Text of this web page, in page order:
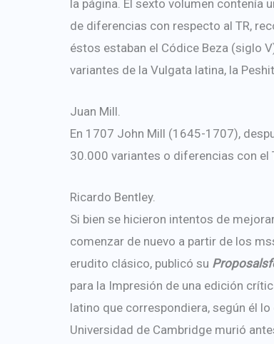
la página. El sexto volumen contenía
de diferencias con respecto al TR,
éstos estaban el Códice Beza (siglo
variantes de la Vulgata latina, la
Juan Mill.
En 1707 John Mill (1645-1707),
30.000 variantes o diferencias con el
Ricardo Bentley.
Si bien se hicieron intentos de
comenzar de nuevo a partir de los
erudito clásico, publicó su
para la Impresión de una edición
latino que correspondiera, según él
Universidad de Cambridge murió